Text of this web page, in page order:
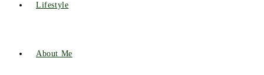
Lifestyle
About Me